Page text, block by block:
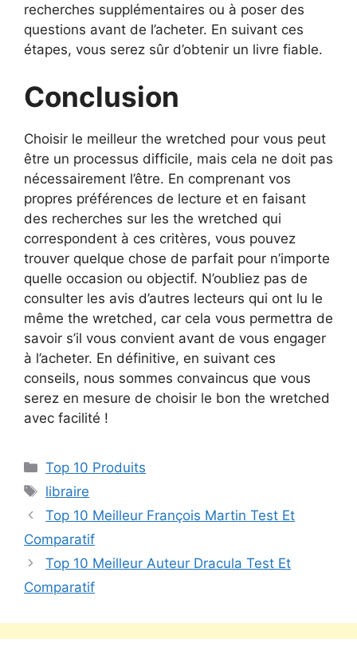
recherches supplémentaires ou à poser des
questions avant de l’acheter. En suivant ces
étapes, vous serez sûr d’obtenir un livre fiable.
Conclusion
Choisir le meilleur the wretched pour vous peut
être un processus difficile, mais cela ne doit pas
nécessairement l’être. En comprenant vos
propres préférences de lecture et en faisant
des recherches sur les the wretched qui
correspondent à ces critères, vous pouvez
trouver quelque chose de parfait pour n’importe
quelle occasion ou objectif. N’oubliez pas de
consulter les avis d’autres lecteurs qui ont lu le
même the wretched, car cela vous permettra de
savoir s’il vous convient avant de vous engager
à l’acheter. En définitive, en suivant ces
conseils, nous sommes convaincus que vous
serez en mesure de choisir le bon the wretched
avec facilité !
Top 10 Produits
libraire
Top 10 Meilleur François Martin Test Et
Comparatif
Top 10 Meilleur Auteur Dracula Test Et
Comparatif